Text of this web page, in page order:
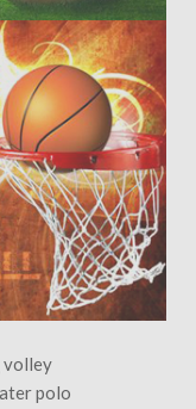
volley
polo